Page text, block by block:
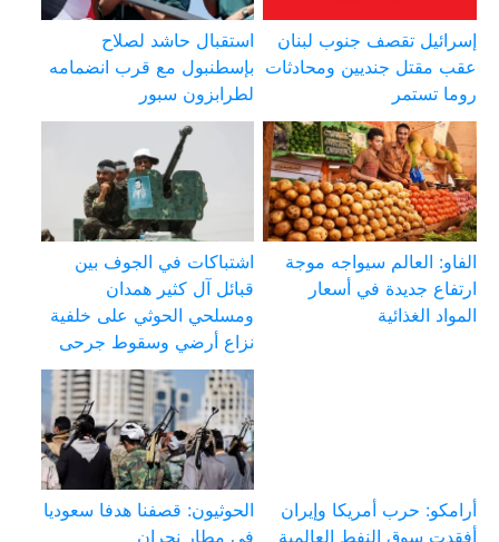
إسرائيل تقصف جنوب لبنان
عقب مقتل جنديين ومحادثات
روما تستمر
استقبال حاشد لصلاح
بإسطنبول مع قرب انضمامه
لطرابزون سبور
الفاو: العالم سيواجه موجة
ارتفاع جديدة في أسعار
المواد الغذائية
اشتباكات في الجوف بين
قبائل آل كثير همدان
ومسلحي الحوثي على خلفية
نزاع أرضي وسقوط جرحى
أرامكو: حرب أمريكا وإيران
أفقدت سوق النفط العالمية
الحوثيون: قصفنا هدفا سعوديا
في مطار نجران